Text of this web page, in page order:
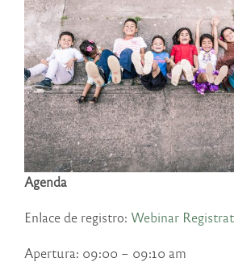
Agenda
Enlace de registro: Webinar
Apertura: 09:00 – 09:10 am